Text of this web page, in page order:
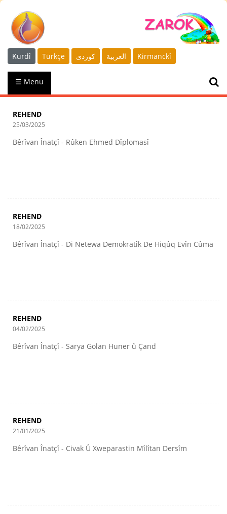
Kurdî Türkçe كوردى العربية Kirmanckî
☰ Menu
REHEND
25/03/2025
Bêrîvan Înatçî - Rûken Ehmed Dîplomasî
REHEND
18/02/2025
Bêrîvan Înatçî - Di Netewa Demokratîk De Hiqûq Evîn Cûma
REHEND
04/02/2025
Bêrîvan Înatçî - Sarya Golan Huner û Çand
REHEND
21/01/2025
Bêrîvan Înatçî - Civak Û Xweparastin Mîlîtan Dersîm